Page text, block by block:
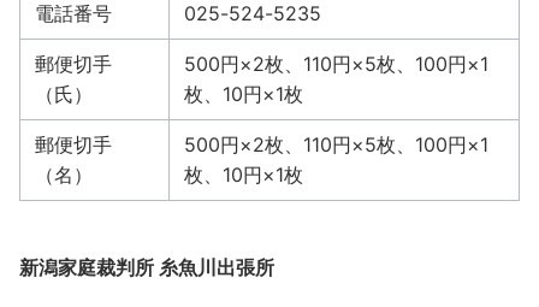
電話番号 025-524-5235
郵便切手
（氏）
500円×2枚、110円×5枚、100円×1
枚、10円×1枚
郵便切手
（名）
500円×2枚、110円×5枚、100円×1
枚、10円×1枚
新潟家庭裁判所 糸魚川出張所